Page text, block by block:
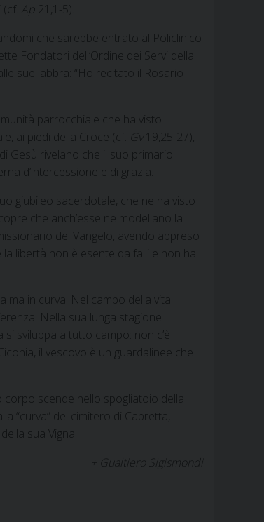
Ap 21,1-5).
che sarebbe entrato al Policlinico
Fondatori dell’Ordine dei Servi della
sue labbra: “Ho recitato il Rosario
parrocchiale che ha visto
ai piedi della Croce (cf.
19,25-27),
Gesù rivelano che il suo primario
d’intercessione e di grazia.
giubileo sacerdotale, che ne ha visto
che anch’esse ne modellano la
del Vangelo, avendo appreso
libertà non è esente da falli e non ha
ma in curva. Nel campo della vita
Nella sua lunga stagione
sviluppa a tutto campo: non c’è
il vescovo è un guardalinee che
corpo scende nello spogliatoio della
“curva” del cimitero di Capretta,
sua Vigna.
+ Gualtiero Sigismondi